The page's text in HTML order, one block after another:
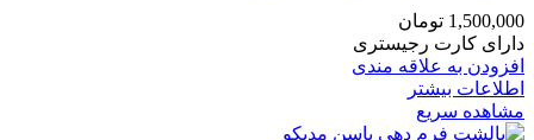
1,500,000 تومان
دارای کارت رجیستری
افزودن به علاقه مندی
اطلاعات بیشتر
مشاهده سریع